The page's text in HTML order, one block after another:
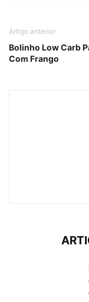
Artigo anterior
Bolinho Low Carb
Com Frango